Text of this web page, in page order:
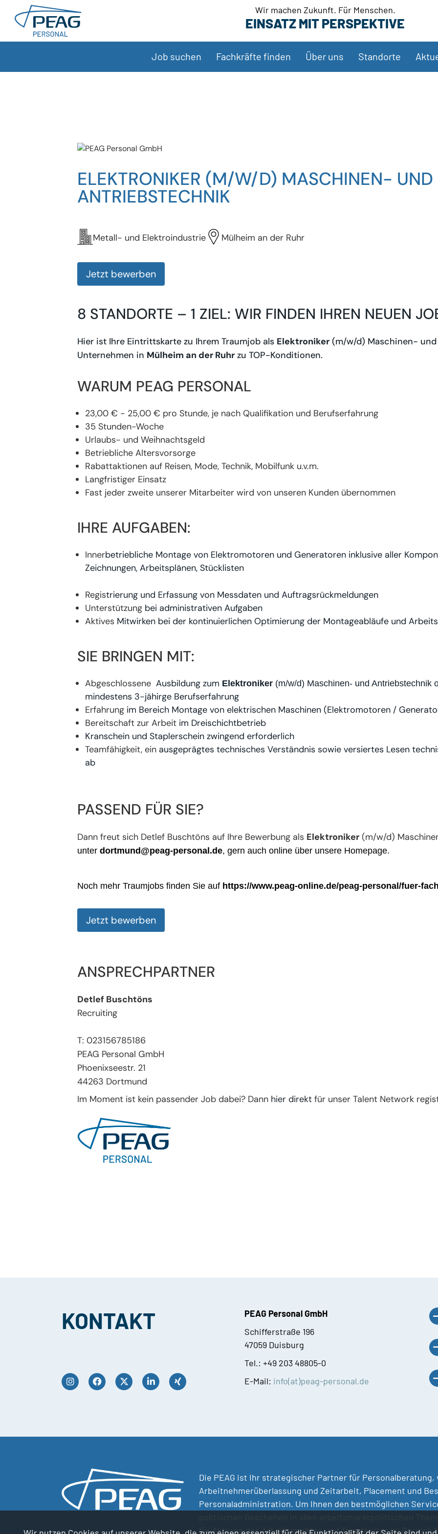
Direkt zu den Inhalten springen Wir machen Zukunft. Für Menschen.
EINSATZ MIT PERSPEKTIVE
Job suchen Fachkräfte finden Über uns Standorte
ELEKTRONIKER (M/W/D) MASCHINEN- UND
ANTRIEBSTECHNIK
Metall- und Elektroindustrie Mülheim an der Ruhr
Jetzt bewerben
8 STANDORTE – 1 ZIEL: WIR FINDEN IHREN NEUEN
Hier ist Ihre Eintrittskarte zu Ihrem Traumjob als Elektroniker (m/w/d) Maschinen-
Unternehmen in Mülheim an der Ruhr zu TOP-Konditionen.
WARUM PEAG PERSONAL
23,00 € - 25,00 € pro Stunde, je nach Qualifikation und Berufserfahrung
35 Stunden-Woche
Urlaubs- und Weihnachtsgeld
Betriebliche Altersvorsorge
Rabattaktionen auf Reisen, Mode, Technik, Mobilfunk u.v.m.
Langfristiger Einsatz
Fast jeder zweite unserer Mitarbeiter wird von unseren Kunden übernommen
IHRE AUFGABEN:
Innerbetriebliche Montage von Elektromotoren und Generatoren inklusive aller
Zeichnungen, Arbeitsplänen, Stücklisten
Registrierung und Erfassung von Messdaten und Auftragsrückmeldungen
Unterstützung bei administrativen Aufgaben
Aktives Mitwirken bei der kontinuierlichen Optimierung der Montageabläufe und
SIE BRINGEN MIT:
Abgeschlossene Ausbildung zum Elektroniker (m/w/d) Maschinen- und Antriebstechnik
mindestens 3-jähirge Berufserfahrung
Erfahrung im Bereich Montage von elektrischen Maschinen (Elektromotoren /
Bereitschaft zur Arbeit im Dreischichtbetrieb
Kranschein und Staplerschein zwingend erforderlich
Teamfähigkeit, ein ausgeprägtes technisches Verständnis sowie versiertes Lesen
ab
PASSEND FÜR SIE?
Dann freut sich Detlef Buschtöns auf Ihre Bewerbung als Elektroniker (m/w/d)
unter dortmund@peag-personal.de, gern auch online über unsere Homepage.
Noch mehr Traumjobs finden Sie auf https://www.peag-online.de/peag-personal/fuer-
Jetzt bewerben
ANSPRECHPARTNER
Detlef Buschtöns
Recruiting
T: 023156785186
PEAG Personal GmbH
Phoenixseestr. 21
44263 Dortmund
Im Moment ist kein passender Job dabei? Dann hier direkt für unser Talent Network
KONTAKT
PEAG Personal GmbH
Schifferstraße 196
47059 Duisburg
Tel.: +49 203 48805-0
E-Mail: info(at)peag-personal.de
Die PEAG ist Ihr strategischer Partner für
Arbeitnehmerüberlassung und Zeitarbeit, Placement und
Personaladministration. Um Ihnen den bestmöglichen
für Akteure des Arbeitsmarktes und Trendsetter im Bereich